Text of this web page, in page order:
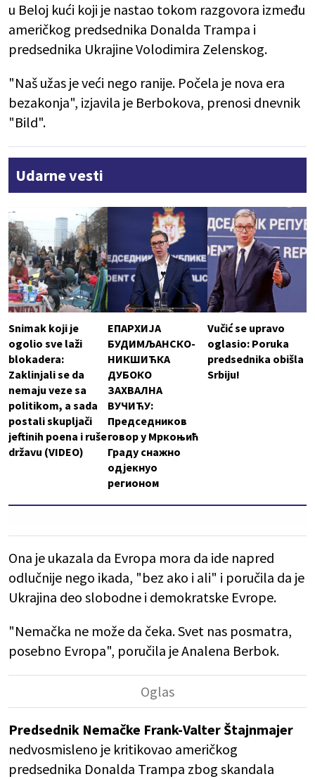
u Beloj kući koji je nastao tokom razgovora između
američkog predsednika Donalda Trampa i
predsednika Ukrajine Volodimira Zelenskog.
"Naš užas je veći nego ranije. Počela je nova era
bezakonja", izjavila je Berbokova, prenosi dnevnik
"Bild".
Udarne vesti
Snimak koji je
ogolio sve laži
blokadera:
Zaklinjali se da
nemaju veze sa
politikom, a sada
postali skupljači
jeftinih poena i ruše
državu (VIDEO)
ЕПАРХИЈА
БУДИМЉАНСКО-
НИКШИЋКА
ДУБОКО
ЗАХВАЛНА
ВУЧИЋУ:
Председников
говор у Мркоњић
Граду снажно
одјекнуо
регионом
Vučić se upravo
oglasio: Poruka
predsednika obišla
Srbiju!
Ona je ukazala da Evropa mora da ide napred
odlučnije nego ikada, "bez ako i ali" i poručila da je
Ukrajina deo slobodne i demokratske Evrope.
"Nemačka ne može da čeka. Svet nas posmatra,
posebno Evropa", poručila je Analena Berbok.
Predsednik Nemačke Frank-Valter Štajnmajer
nedvosmisleno je kritikovao američkog
predsednika Donalda Trampa zbog skandala